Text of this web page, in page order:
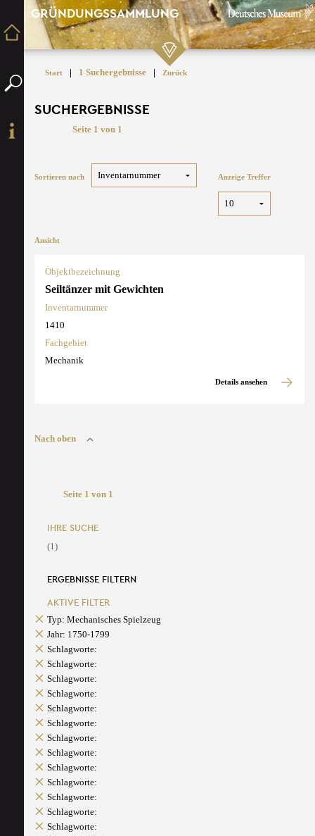
GRÜNDUNGSSAMMLUNG
Start | 1 Suchergebnisse | Zurück
SUCHERGEBNISSE
Seite 1 von 1
Sortieren nach Anzeige Treffer
Ansicht
Objektbezeichnung
Seiltänzer mit Gewichten
Inventarnummer
1410
Fachgebiet
Mechanik
Details ansehen
Nach oben
Seite 1 von 1
IHRE SUCHE
(1)
ERGEBNISSE FILTERN
AKTIVE FILTER
Typ: Mechanisches Spielzeug
Jahr: 1750-1799
Schlagworte:
Schlagworte:
Schlagworte:
Schlagworte:
Schlagworte:
Schlagworte:
Schlagworte:
Schlagworte:
Schlagworte:
Schlagworte:
Schlagworte:
Schlagworte:
Schlagworte: